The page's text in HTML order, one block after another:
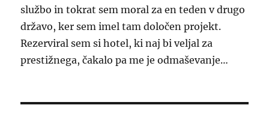
službo in tokrat sem moral za en teden v drugo
državo, ker sem imel tam določen projekt.
Rezerviral sem si hotel, ki naj bi veljal za
prestižnega, čakalo pa me je odmaševanje…